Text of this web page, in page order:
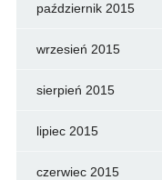
październik 2015
wrzesień 2015
sierpień 2015
lipiec 2015
czerwiec 2015